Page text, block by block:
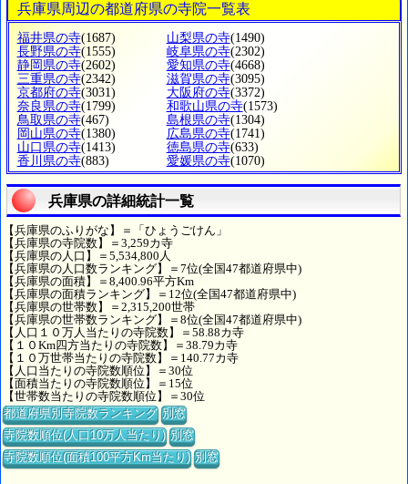
兵庫県周辺の都道府県の寺院一覧表
福井県の寺(1687) 山梨県の寺(1490)
長野県の寺(1555) 岐阜県の寺(2302)
静岡県の寺(2602) 愛知県の寺(4668)
三重県の寺(2342) 滋賀県の寺(3095)
京都府の寺(3031) 大阪府の寺(3372)
奈良県の寺(1799) 和歌山県の寺(1573)
鳥取県の寺(467) 島根県の寺(1304)
岡山県の寺(1380) 広島県の寺(1741)
山口県の寺(1413) 徳島県の寺(633)
香川県の寺(883) 愛媛県の寺(1070)
兵庫県の詳細統計一覧
【兵庫県のふりがな】＝「ひょうごけん」
【兵庫県の寺院数】＝3,259カ寺
【兵庫県の人口】＝5,534,800人
【兵庫県の人口数ランキング】＝7位(全国47都道府県中)
【兵庫県の面積】＝8,400.96平方Km
【兵庫県の面積ランキング】＝12位(全国47都道府県中)
【兵庫県の世帯数】＝2,315,200世帯
【兵庫県の世帯数ランキング】＝8位(全国47都道府県中)
【人口１０万人当たりの寺院数】＝58.88カ寺
【１０Km四方当たりの寺院数】＝38.79カ寺
【１０万世帯当たりの寺院数】＝140.77カ寺
【人口当たりの寺院数順位】＝30位
【面積当たりの寺院数順位】＝15位
【世帯数当たりの寺院数順位】＝30位
都道府県別寺院数ランキング 別窓
寺院数順位(人口10万人当たり) 別窓
寺院数順位(面積100平方Km当たり) 別窓